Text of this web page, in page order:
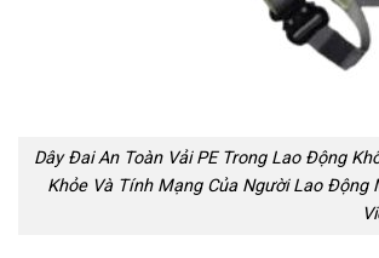
Dây Đai An Toàn Vải PE Trong Lao Động
Khỏe Và Tính Mạng Của Người Lao Động